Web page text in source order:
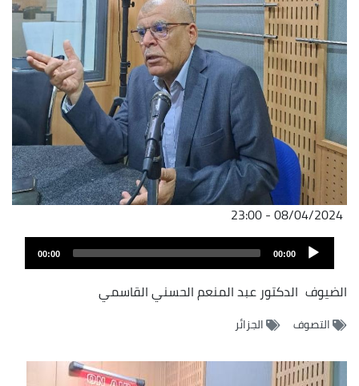
08/04/2024 - 23:00
Audio
Player
00:00
00:00
الضيوف الدكتور عبد المنعم الحسني القاسمي
التصوف الجزائر